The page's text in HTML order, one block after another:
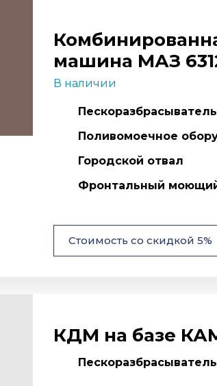
машина МАЗ
В наличии
Поливомоечное
Городской отвал
Фронтальный
Стоимость со скидкой 5%
КДМ на базе